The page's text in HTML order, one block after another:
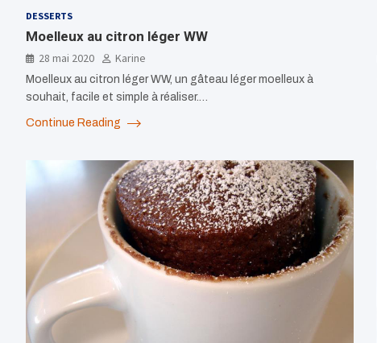
DESSERTS
Moelleux au citron léger WW
28 mai 2020 Karine
Moelleux au citron léger WW, un gâteau léger moelleux à
souhait, facile et simple à réaliser.…
Continue Reading